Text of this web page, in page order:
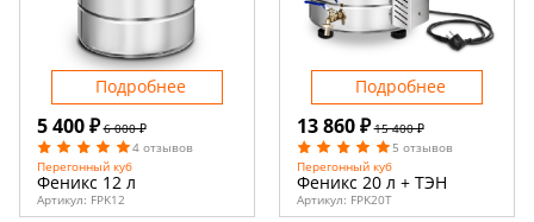
5 400 ₽ 6 000 ₽
4 отзывов
Перегонный куб
Феникс 12 л
Артикул: FPK12
Подробнее
13 860 ₽ 15 400 ₽
5 отзывов
Перегонный куб
Феникс 20 л + ТЭН
Артикул: FPK20T
Подробнее